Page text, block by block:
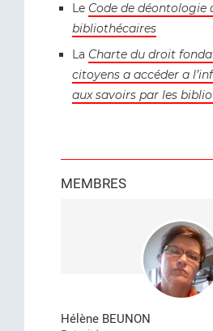
Le Code de déontologie
bibliothécaires
La Charte du droit
citoyens a accéder a
aux savoirs par les
MEMBRES
Hélène BEUNON